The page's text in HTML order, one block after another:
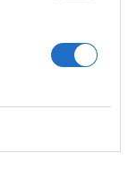
οχήματα. Ήδη οι
στην
όπως η BYD
και η Tesla